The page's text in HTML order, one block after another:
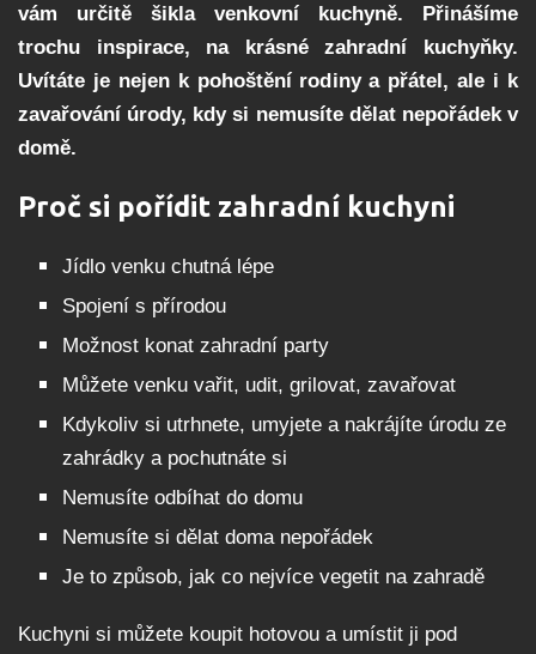
vám určitě šikla venkovní kuchyně. Přinášíme
trochu inspirace, na krásné zahradní kuchyňky.
Uvítáte je nejen k pohoštění rodiny a přátel, ale i k
zavařování úrody, kdy si nemusíte dělat nepořádek v
domě.
Proč si pořídit zahradní kuchyni
Jídlo venku chutná lépe
Spojení s přírodou
Možnost konat zahradní party
Můžete venku vařit, udit, grilovat, zavařovat
Kdykoliv si utrhnete, umyjete a nakrájíte úrodu ze
zahrádky a pochutnáte si
Nemusíte odbíhat do domu
Nemusíte si dělat doma nepořádek
Je to způsob, jak co nejvíce vegetit na zahradě
Kuchyni si můžete koupit hotovou a umístit ji pod